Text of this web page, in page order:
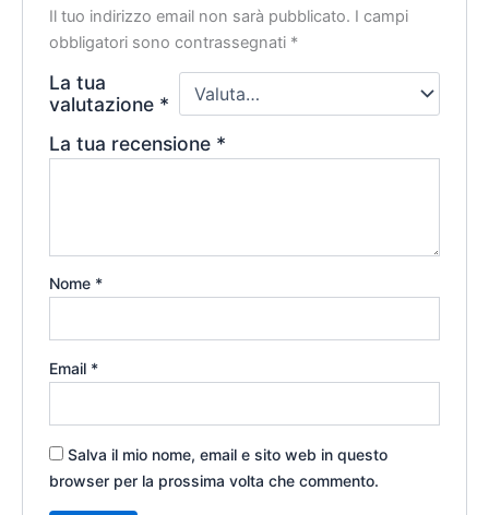
Il tuo indirizzo email non sarà pubblicato. I campi
obbligatori sono contrassegnati *
La tua
valutazione *
La tua recensione *
Nome *
Email *
Salva il mio nome, email e sito web in questo
browser per la prossima volta che commento.